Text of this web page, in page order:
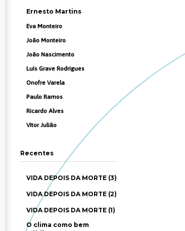
Ernesto Martins
Eva Monteiro
João Monteiro
João Nascimento
Luís Grave Rodrigues
Onofre Varela
Paulo Ramos
Ricardo Alves
Vítor Julião
Recentes
VIDA DEPOIS DA MORTE (3)
VIDA DEPOIS DA MORTE (2)
VIDA DEPOIS DA MORTE (1)
O clima como bem